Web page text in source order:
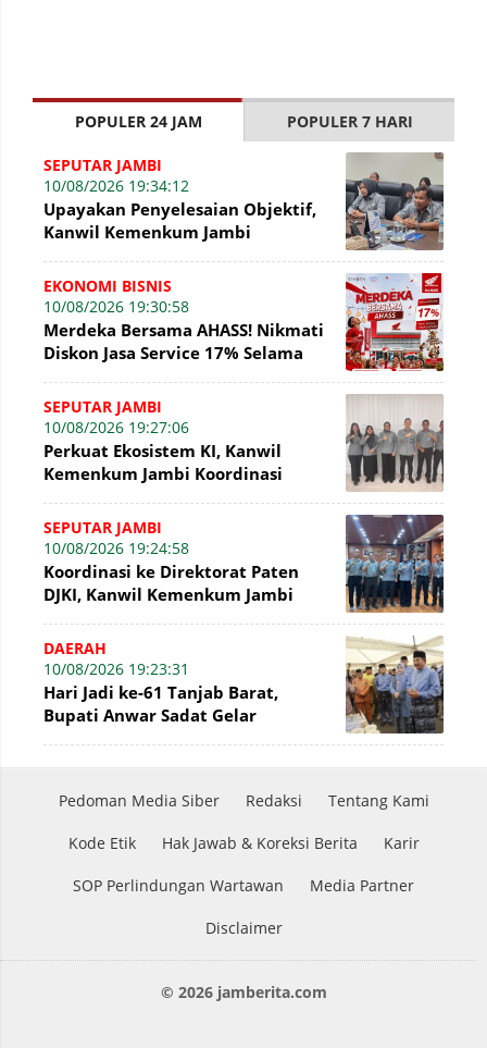
POPULER 24 JAM POPULER 7 HARI
SEPUTAR JAMBI
10/08/2026 19:34:12
Upayakan Penyelesaian Objektif,
Kanwil Kemenkum Jambi
Sengketa KI
EKONOMI BISNIS
10/08/2026 19:30:58
Merdeka Bersama AHASS! Nikmati
Diskon Jasa Service 17% Selama
SEPUTAR JAMBI
10/08/2026 19:27:06
Perkuat Ekosistem KI, Kanwil
Kemenkum Jambi Koordinasi
SEPUTAR JAMBI
10/08/2026 19:24:58
Koordinasi ke Direktorat Paten
DJKI, Kanwil Kemenkum Jambi
DAERAH
10/08/2026 19:23:31
Hari Jadi ke-61 Tanjab Barat,
Bupati Anwar Sadat Gelar
Pedoman Media Siber Redaksi Tentang Kami
Kode Etik Hak Jawab & Koreksi Berita Karir
SOP Perlindungan Wartawan Media Partner
Disclaimer
© 2026 jamberita.com